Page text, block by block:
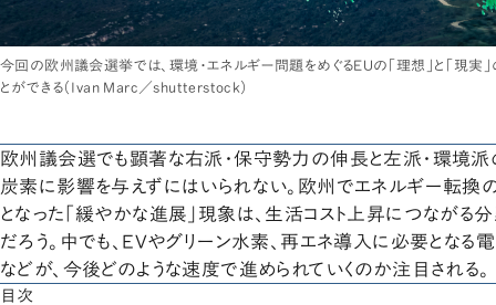
今回の欧州議会選挙では、環境・エネルギー問題をめぐるEUの「理想」と「現実
とができる（Ivan Marc／shutterstock）
欧州議会選でも顕著な右派・保守勢力の伸長と左派・環境
炭素に影響を与えずにはいられない。欧州でエネルギー転換
となった「緩やかな進展」現象は、生活コスト上昇につながる
だろう。中でも、EVやグリーン水素、再エネ導入に必要とな
などが、今後どのような速度で進められていくのか注目される。
目次